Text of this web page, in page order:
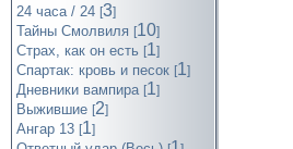
24 часа / 24 [3]
Тайны Смолвиля [10]
Страх, как он есть [1]
Спартак: кровь и песок [1]
Дневники вампира [1]
Выжившие [2]
Ангар 13 [1]